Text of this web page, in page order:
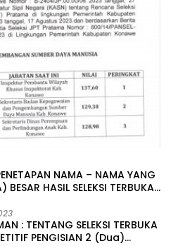
NAMA – NAMA YANG
HASIL SELEKSI TERBUKA
KABUPATEN KONAWE
: TENTANG SELEKSI TERBUKA
PENGISIAN 2 (Dua)